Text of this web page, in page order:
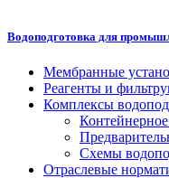
Водоподготовка для
Мембранные
Реагенты и
Комплексы
Схемы
Отраслевые